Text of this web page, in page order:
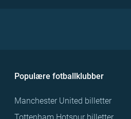
Populære fotballklubber
Manchester United billetter